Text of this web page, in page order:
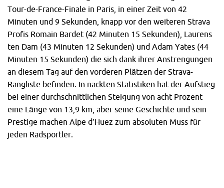
Tour-de-France-Finale in Paris, in einer Zeit von 42
Minuten und 9 Sekunden, knapp vor den weiteren Strava
Profis Romain Bardet (42 Minuten 15 Sekunden), Laurens
ten Dam (43 Minuten 12 Sekunden) und Adam Yates (44
Minuten 15 Sekunden) die sich dank ihrer Anstrengungen
an diesem Tag auf den vorderen Plätzen der Strava-
Rangliste befinden. In nackten Statistiken hat der Aufstieg
bei einer durchschnittlichen Steigung von acht Prozent
eine Länge von 13,9 km, aber seine Geschichte und sein
Prestige machen Alpe d’Huez zum absoluten Muss für
jeden Radsportler.